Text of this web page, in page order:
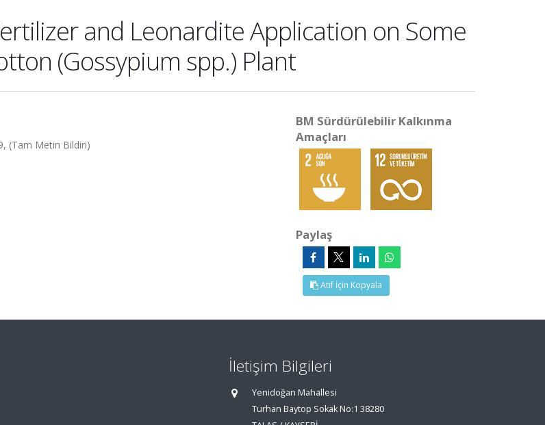
and Leonardite Application on Some
(Gossypium spp.) Plant
(Tam Metin Bildiri)
BM Sürdürülebilir Kalkınma
Amaçları
Paylaş
Atıf İçin Kopyala
İletişim Bilgileri
Yenidoğan Mahallesi
Turhan Baytop Sokak No:1 38280